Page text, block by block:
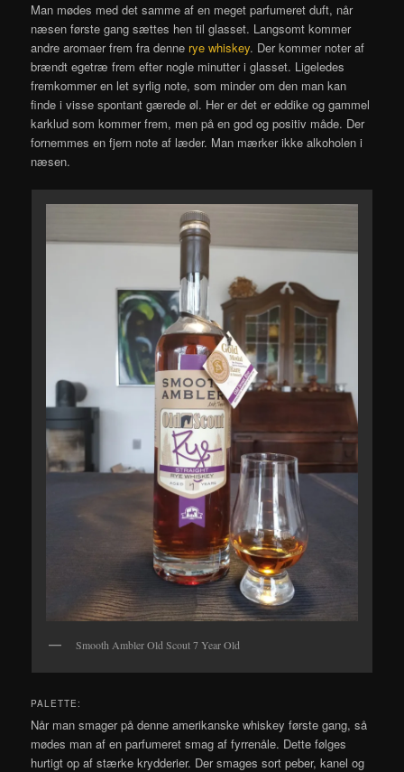
Man mødes med det samme af en meget parfumeret duft, når
næsen første gang sættes hen til glasset. Langsomt kommer
andre aromaer frem fra denne rye whiskey. Der kommer noter af
brændt egetræ frem efter nogle minutter i glasset. Ligeledes
fremkommer en let syrlig note, som minder om den man kan
finde i visse spontant gærede øl. Her er det er eddike og gammel
karklud som kommer frem, men på en god og positiv måde. Der
fornemmes en fjern note af læder. Man mærker ikke alkoholen i
næsen.
Smooth Ambler Old Scout 7 Year Old
PALETTE:
Når man smager på denne amerikanske whiskey første gang, så
mødes man af en parfumeret smag af fyrrenåle. Dette følges
hurtigt op af stærke krydderier. Der smages sort peber, kanel og